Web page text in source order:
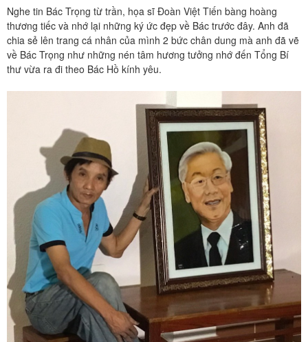
Nghe tin Bác Trọng từ trần, họa sĩ Đoàn Việt Tiến bàng hoàng
thương tiếc và nhớ lại những ký ức đẹp về Bác trước đây. Anh đã
chia sẻ lên trang cá nhân của mình 2 bức chân dung mà anh đã vẽ
về Bác Trọng như những nén tâm hương tưởng nhớ đến Tổng Bí
thư vừa ra đi theo Bác Hồ kính yêu.